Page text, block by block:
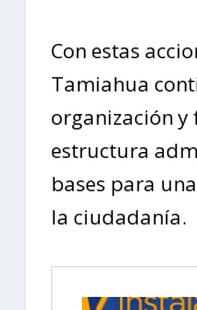
Con estas
Tamiahua
organización y
estructura
bases para
la ciudadanía.